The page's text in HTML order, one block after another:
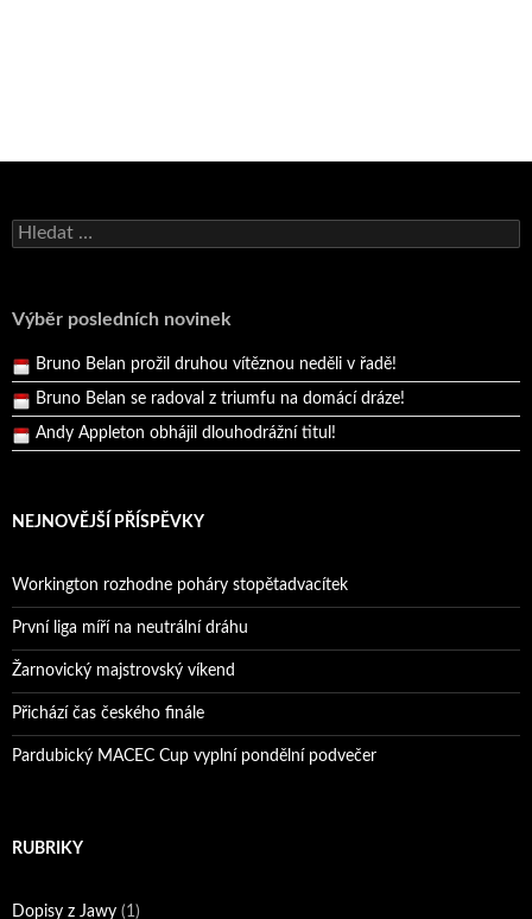
Vyhledávání
Výběr posledních novinek
Andy Appleton obhájil dlouhodrážní titul!
Pražský přebor neskrblil překvapeními!
Bruno Belan se radoval z triumfu na domácí dráze!
Andy Appleton obhájil dlouhodrážní titul!
Reprezentační dvojice brala český titul!
NEJNOVĚJŠÍ PŘÍSPĚVKY
Workington rozhodne poháry stopětadvacítek
První liga míří na neutrální dráhu
Žarnovický majstrovský víkend
Přichází čas českého finále
Pardubický MACEC Cup vyplní pondělní podvečer
RUBRIKY
Dopisy z Jawy (1)